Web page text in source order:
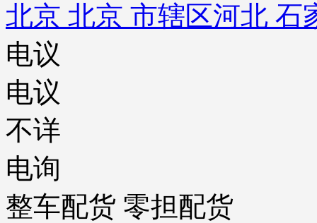
北京 北京 市辖区河北 石
电议
电议
不详
电询
整车配货 零担配货